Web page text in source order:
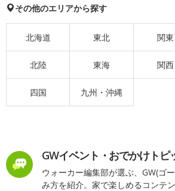
その他のエリアから探す
北海道 東北 関東
北陸 東海 関西
四国 九州・沖縄
GWイベント・おでかけトピ
ウォーカー編集部が選ぶ、GW(ゴ
み方を紹介。家で楽しめるコンテ